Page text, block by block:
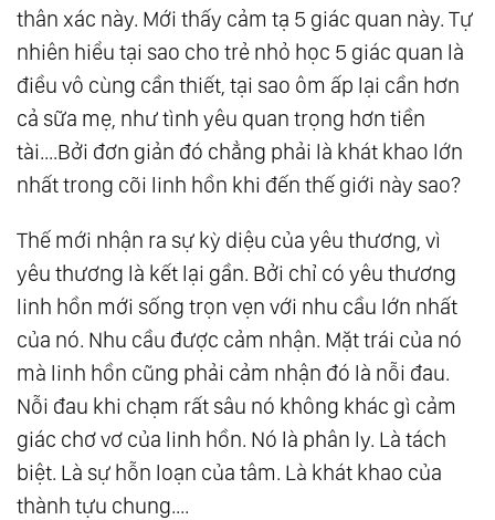
thân xác này. Mới thấy cảm tạ 5 giác quan này. Tự
nhiên hiểu tại sao cho trẻ nhỏ học 5 giác quan là
điều vô cùng cần thiết, tại sao ôm ấp lại cần hơn
cả sữa mẹ, như tình yêu quan trọng hơn tiền
tài....Bởi đơn giản đó chẳng phải là khát khao lớn
nhất trong cõi linh hồn khi đến thế giới này sao?
Thế mới nhận ra sự kỳ diệu của yêu thương, vì
yêu thương là kết lại gần. Bởi chỉ có yêu thương
linh hồn mới sống trọn vẹn với nhu cầu lớn nhất
của nó. Nhu cầu được cảm nhận. Mặt trái của nó
mà linh hồn cũng phải cảm nhận đó là nỗi đau.
Nỗi đau khi chạm rất sâu nó không khác gì cảm
giác chơ vơ của linh hồn. Nó là phân ly. Là tách
biệt. Là sự hỗn loạn của tâm. Là khát khao của
thành tựu chung....